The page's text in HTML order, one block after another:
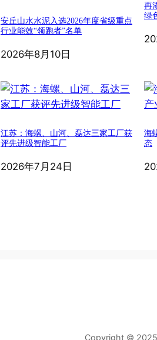
安丘山水水泥入选2026年度省级重点
行业能效“领跑者”名单
2026年8月10日
再
绿
江苏：海螺、山河、磊达三家工厂获
评先进级智能工厂
2026年7月24日
海
态
Copyright © 2025